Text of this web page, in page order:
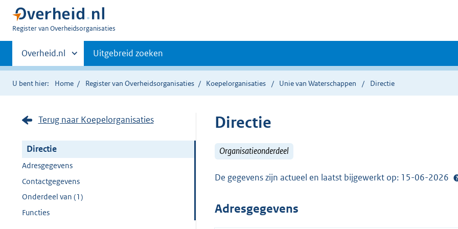
U
Register van Overheidsorganisaties
Primaire
navigatie
Andere
sites
binnen
Overheid.nl Uitgebreid zoeken
U bent hier: Home Register van Overheidsorganisaties Koepelorganisaties Unie van Waterschappen Directie
Terug naar Koepelorganisaties
Directie
Adresgegevens
Contactgegevens
Onderdeel van (1)
Functies
Directie
Organisatieonderdeel
De gegevens zijn actueel en laatst bijgewerkt op: 15-06-2026
Adresgegevens